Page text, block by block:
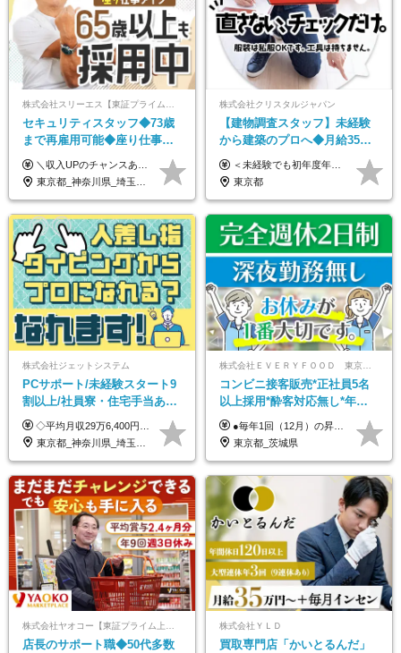
株式会社スリーエス【東証プライム上場グループ】
セキュリティスタッフ◆73歳
まで再雇用可能◆座り仕事中
心◆東証プライム上場G◆応
募者全員面接◆賞与年2回
＼収入UPのチャンスあり◎昇給も可能です！／ ◆正社員 月給(地域による）＋グレード手当、深夜手当、残業代（全額支給）等の各種手当＋賞与年2回 ＜東京都／神奈川県（横浜市）＞ 月給21万4000円～27万円 ＜埼玉県／千葉県＞ 月給19万90000円～25万1000円 ＜栃木県／茨城県／山梨県＞ 月給18万4000円～23万6000円 【試用期間】 正社員：3ヵ月 アルバイト：なし ※試用期間と本採用後の給与・待遇に差異はありません ※グレード手当、深夜手当の詳細額は面接にてご案内させていただきます ※正社員は60歳定年のため、60代の方は嘱託社員での採用です。給与条件は嘱託給与となり、退職金と賞与がありません ＼正社員は「グレード認定制」という評価あり！制度勤続年数等に応じて入社時から手当を支給／ ◆グレードI：＋2000円（入社時～） ◆グレードII：＋5000円（在籍1年以上＆当社基準に当てはまる方） ◆グレードIII：＋1万円（社内試験の合格者） ◆アルバイト・パート 東京都:時給1226円 神奈川県:時給1225円 千葉県：時給1140円 埼玉県:時給1141円 栃木県:1068円 茨城県:1074円 山梨県:1052円
東京都_神奈川県_埼玉県_千葉県_茨城県_栃木県_山梨県
株式会社クリスタルジャパン
【建物調査スタッフ】未経験
から建築のプロへ◆月給35万
円～＋賞与年2回◆官公庁・
UR直取引◆残業月10h
＜未経験でも初年度年収490万円～＞ ◆月給35万円～65万円＋賞与年2回（7月・12月） 【なぜ未経験に35万円を払えるのか】 UR都市機構様・日本郵政様・官公庁との直取引で中間マージンがなく、修繕・緊急対応だけで年4,000～5,000件。仕事が途切れない基盤があるため、調査を担う人材に相応の給与を支払えます。 【昇給について】 年齢や社歴ではなく、成長と貢献に応じて昇給する仕組みです。1回の昇給で年収100万円UPした社員もいます。 ※経験・スキルに応じて加給・優遇いたします ※試用期間3ヶ月（その間の給与・待遇に差異はありません） ※上記月給には、固定残業代（月45時間分／8.8万円～16.5万円）を含みます。超過分は別途全額支給します ※実際の残業は月平均10時間程度です。固定残業代は残業の有無にかかわらず全額支給します 【固定残業代について】 固定残業45時間分（88,000円～165,000円）を含む ※超過分は別途全額支給
東京都
株式会社ジェットシステム
PCサポート/未経験スタート9
割以上/社員寮・住宅手当あり/
正社員デビューOK/20代～30
代活躍中/全国募集
◇平均月収29万6,400円(各種手当含む) ◇住宅手当⇒最大家賃の半額支給 ◇賞与年2回支給 ■月給22万5,000円以上＋地域手当＋時間外手当＋住宅手当＋家族手当 ※経験やスキルに応じて給与を決定します ※試用期間2ヶ月あり（期間内は時給1,060円以上となります） └地域により上がる可能性があり／例：東京都時給1,370円 └その他待遇に差異なし ＜モデル月収例＞ 1年目：296,400円 3年目：320,000円 【固定残業代について】 なし（残業代は、実際の労働時間に応じて別途全額支給）
東京都_神奈川県_埼玉県_千葉県_大阪府_愛知県_北海道_青森県_岩手県_宮城県_秋田県_山形県_福島県_茨城県_群馬県_新潟県_山梨県_長野県_富山県_石川県_静岡県_岐阜県_三重県_兵庫県_京都府_滋賀県_奈良県_和歌山県_広島県_岡山県_鳥取県_島根県_山口県_徳島県_香川県_愛媛県_高知県_福岡県_熊本県_佐賀県_長崎県_大分県_宮崎県_沖縄県
コンビニ接客販売*正社員5名
以上採用*酔客対応無し*年休
120日～*創業59年の安定基盤*
コンビニ経験者優遇
●毎年1回（12月）の昇給で給与にしっかり反映！ ●賞与年2回あり（6月・12月） 月給26万円＋賞与年2回＋交通費全額支給 役職の有無にかかわらず、日々の頑張りは正当に評価します！ リーダー・店長昇格後は等級に合わせて給与UP＋役職手当があるので、 納得感を持って働くことができます◎ ※経験・スキルを考慮の上、決定します ※上記金額には固定残業代（21時間分・3万7300円以上）を含みます。超過分は別途全額支給します ※試用期間3ヶ月間あり（期間中の給与・待遇に差異はありません）
東京都_茨城県
店長のサポート職◆50代多数
株式会社ＹＬＤ
買取専⾨店「かいとるんだ」